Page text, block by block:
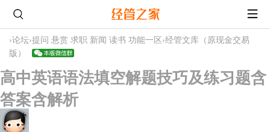
›论坛›提问 悬赏 求职 新闻 读书 功能一区 ›经管文库（原现金交易
版）
高中英语语法填空解题技巧及练习题含
答案含解析